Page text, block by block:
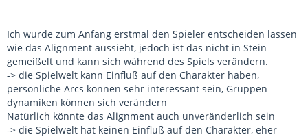
Anforderungen, darüber hinweggehen konnte, hab ich ihm
seine eigene Sicht der Dinge zugestanden, aber die Frage
hing doch weiter im Raum, da jeder gute Gründe vorweisen
konnte.
Daher meine Frage an die Community hier, wie ihr es sehen
würdet. Allgemeine Standards oder persönliche
Beurteilung?
Ich würde zum Anfang erstmal den Spieler entscheiden lassen
wie das Alignment aussieht, jedoch ist das nicht in Stein
gemeißelt und kann sich während des Spiels verändern.
-> die Spielwelt kann Einfluß auf den Charakter haben,
persönliche Arcs können sehr interessant sein, Gruppen
dynamiken können sich verändern
Natürlich könnte das Alignment auch unveränderlich sein
-> die Spielwelt hat keinen Einfluß auf den Charakter, eher